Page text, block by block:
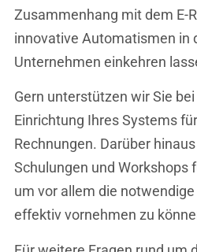
Zusammenhang mit dem E-
innovative Automatismen in
Unternehmen einkehren
Gern unterstützen wir Sie
Einrichtung Ihres Systems
Rechnungen. Darüber
Schulungen und Workshops
um vor allem die
effektiv vornehmen zu